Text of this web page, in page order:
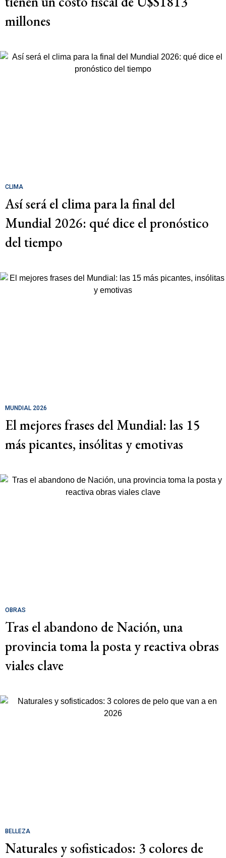
millones
CLIMA
Así será el clima para la final del
Mundial 2026: qué dice el pronóstico
del tiempo
MUNDIAL 2026
El mejores frases del Mundial: las 15
más picantes, insólitas y emotivas
OBRAS
Tras el abandono de Nación, una
provincia toma la posta y reactiva obras
viales clave
BELLEZA
Naturales y sofisticados: 3 colores de